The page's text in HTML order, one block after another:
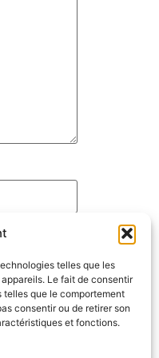
telles que les
Le fait de consentir
telles que le comportement
consentir ou de retirer son
et fonctions.